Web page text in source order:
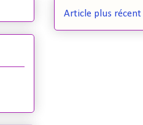
Article plus récent